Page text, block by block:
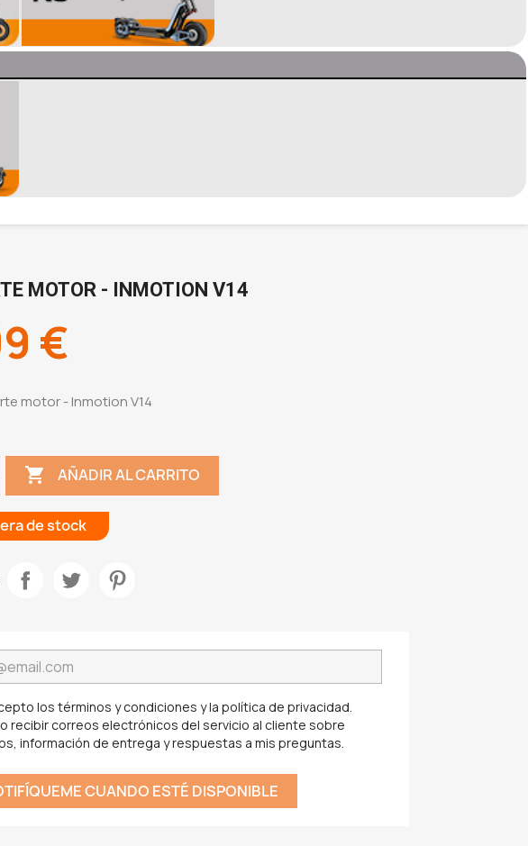
MOTOR - INMOTION V14
€
motor - Inmotion V14
 AÑADIR AL CARRITO
de stock
los términos y condiciones y la política de privacidad.
recibir correos electrónicos del servicio al cliente sobre
información de entrega y respuestas a mis preguntas.
CUANDO ESTÉ DISPONIBLE